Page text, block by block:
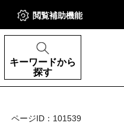
閲覧補助機能
キーワードから
探す
ページID：101539